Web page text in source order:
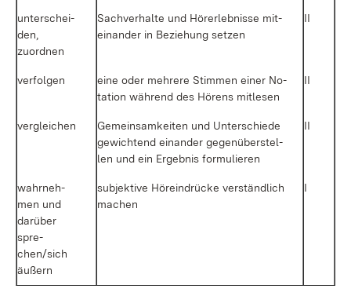
un­ter­schei­
den,
zu­ord­nen
Sach­ver­hal­te und Hör­erleb­nis­se mit­
ein­an­der in Be­zie­hung set­zen
II
ver­fol­gen
ei­ne oder meh­re­re Stim­men ei­ner No­
ta­ti­on wäh­rend des Hö­rens mit­le­sen
II
ver­glei­chen
Ge­mein­sam­kei­ten und Un­ter­schie­de
ge­wich­tend ein­an­der ge­gen­über­stel­
len und ein Er­geb­nis for­mu­lie­ren
II
wahr­neh­
men und
dar­über
spre­
chen/sich
äu­ßern
sub­jek­ti­ve Hör­ein­drü­cke ver­ständ­lich
ma­chen
I